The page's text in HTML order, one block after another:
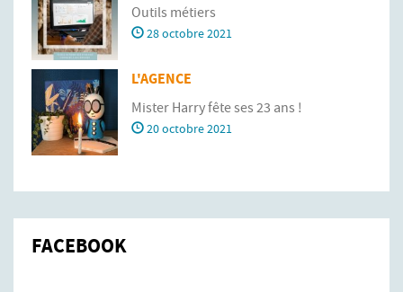
Outils métiers
28 octobre 2021
L'AGENCE
Mister Harry fête ses 23 ans !
20 octobre 2021
FACEBOOK